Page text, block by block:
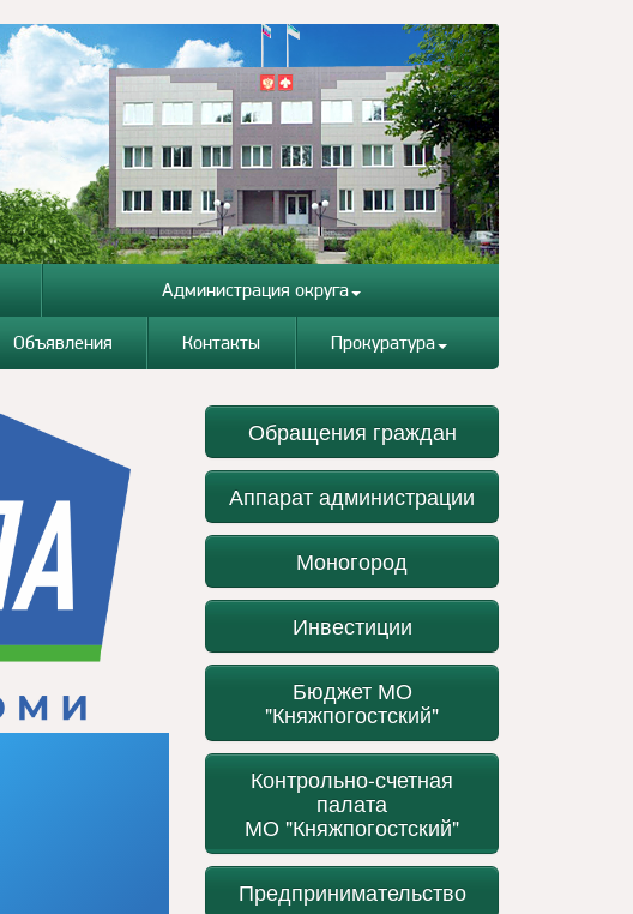
Администрация округа
Объявления Контакты Прокуратура
Обращения граждан
Аппарат администрации
Моногород
Инвестиции
Бюджет МО
"Княжпогостский"
Контрольно-счетная
палата
МО "Княжпогостский"
Предпринимательство